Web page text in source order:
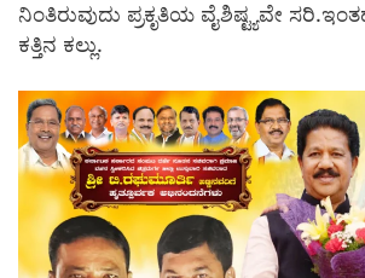
ನಿಂತಿರುವುದು ಪ್ರಕೃತಿಯ ವೈಶಿಷ್ಟ್ಯವೇ
ಕತ್ತಿನ ಕಲ್ಲು.